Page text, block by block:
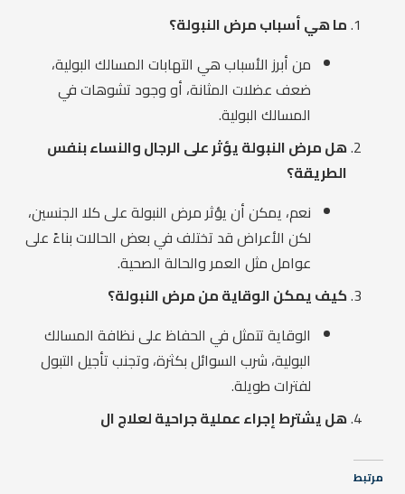
ما هي أسباب مرض النبولة؟
من أبرز الأسباب هي التهابات المسالك البولية،
ضعف عضلات المثانة، أو وجود تشوهات في
المسالك البولية.
هل مرض النبولة يؤثر على الرجال والنساء بنفس
الطريقة؟
نعم، يمكن أن يؤثر مرض النبولة على كلا الجنسين،
لكن الأعراض قد تختلف في بعض الحالات بناءً على
عوامل مثل العمر والحالة الصحية.
كيف يمكن الوقاية من مرض النبولة؟
الوقاية تتمثل في الحفاظ على نظافة المسالك
البولية، شرب السوائل بكثرة، وتجنب تأجيل التبول
لفترات طويلة.
هل يشترط إجراء عملية جراحية لعلاج ال
مرتبط